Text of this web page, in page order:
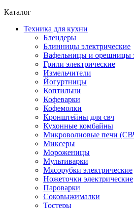
Каталог
Техника для кухни
Блендеры
Блинницы электрические
Вафельницы и орешницы
Грили электрические
Измельчители
Йогуртницы
Коптильни
Кофеварки
Кофемолки
Кронштейны для свч
Кухонные комбайны
Микроволновые печи
Миксеры
Мороженицы
Мультиварки
Мясорубки электрические
Ножеточки электрические
Пароварки
Соковыжималки
Тостеры